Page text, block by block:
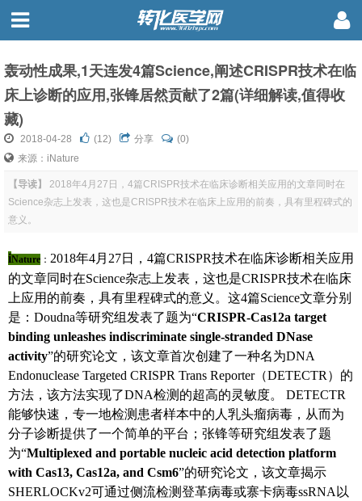
轰动性成果,1天连发4篇Science,阐述CRISPR技术在临
床上诊断的应用,张锋居然贡献了2篇(详细解读,值得收
藏)
2018-04-28 (12) 分享
(0)
来源：iNature
【导读】
2018年4月27日，4篇CRISPR技术在临床诊断相关应用的文章同时在
Science杂志上发表，这也是CRISPR技术在临床上应用的前奏，具有里程碑式的
意义。
iNature ： 2018年4月27日，4篇CRISPR技术在临床诊断相关应用
的文章同时在Science杂志上发表，这也是CRISPR技术在临床
上应用的前奏，具有里程碑式的意义。这4篇Science文章分别
是：Doudna等研究组发表了题为“CRISPR-Cas12a target
binding unleashes indiscriminate single-stranded DNase
activity”的研究论文，该文章首次创建了一种名为DNA
Endonuclease Targeted CRISPR Trans Reporter（DETECTR）的
方法，该方法实现了DNA检测的超高的灵敏度。 DETECTR
能够快速，专一地检测患者样本中的人乳头瘤病毒，从而为
分子诊断提供了一个简单的平台；张锋等研究组发表了题
为“Multiplexed and portable nucleic acid detection platform
with Cas13, Cas12a, and Csm6”的研究论文，该文章揭示
SHERLOCKv2可通过侧流检测登革病毒或寨卡病毒ssRNA以